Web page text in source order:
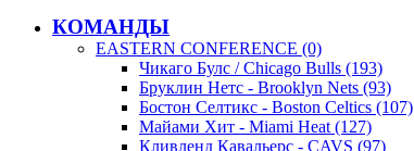
КОМАНДЫ
EASTERN CONFERENCE (0)
Чикаго Булс / Chicago Bulls (193)
Бруклин Нетс - Brooklyn Nets (93)
Бостон Селтикс - Boston Celtics (107)
Майами Хит - Miami Heat (127)
Кливленд Кавальерс - CAVS (97)